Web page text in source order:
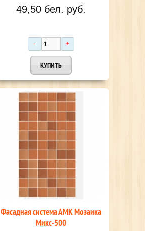
49,50 бел. руб.
Фасадная система АМК Мозаика
Микс-500